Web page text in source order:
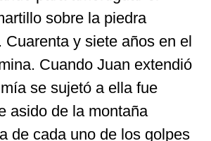
sobre la piedra
Cuarenta y siete años en el
Cuando Juan extendió
se sujetó a ella fue
asido de la montaña
de cada uno de los golpes